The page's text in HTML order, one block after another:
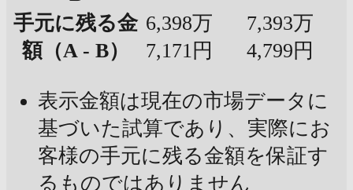
手元に残る金
額（A - B）
6,398万
7,171円
7,393万
4,799円
表示金額は現在の市場データに
基づいた試算であり、実際にお
客様の手元に残る金額を保証す
るものではありません